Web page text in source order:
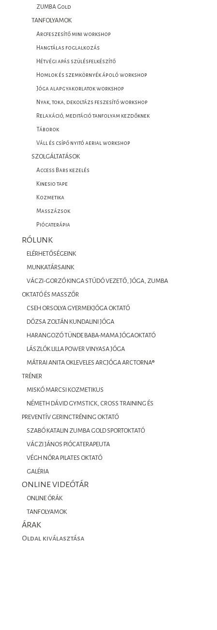
ZUMBA Gold
TANFOLYAMOK
Arcfeszesítő mini workshop
Hangtálas foglalkozás
Hétvégi apás szülésfelkészítő
Homlok és szemkörnyék ápoló workshop
Jóga alapgyakorlatok workshop
Nyak, toka, dekoltázs feszesítő workshop
Relaxáció, meditáció tanfolyam kezdőknek
Táborok
Váll és csípő nyitó aerial workshop
SZOLGÁLTATÁSOK
Access Bars kezelés
Kinesio tape
Kozmetika
Masszázsok
Piócaterápia
RÓLUNK
ELÉRHETŐSÉGEINK
MUNKATÁRSAINK
VÁCZI-GORZÓ KINGA STÚDÓ VEZETŐ, JÓGA, ZUMBA
OKTATÓ ÉS MASSZŐR
CSEH ORSOLYA GYERMEKJÓGA OKTATÓ
DÓZSA ZOLTÁN KUNDALINI JÓGA
HARANGOZÓ TÜNDE BABA-MAMA JÓGAOKTATÓ
LÁSZLÓK LILLA POWER VINYASA JÓGA
MÁTRAI ANITA OKLEVELES ARCJÓGA ARCTORNA®
TRÉNER
MISKÓ MARCSI KOZMETIKUS
NÉMETH DÁVID GYMSTICK, CROSS TRAINING ÉS
PREVENTÍV GERINCTRÉNING OKTATÓ
SZABÓ KATALIN ZUMBA GOLD SPORTOKTATÓ
VÁCZI JÁNOS PIÓCATERAPEUTA
VÉGH NÓRA PILATES OKTATÓ
GALÉRIA
ONLINE VIDEÓTÁR
ONLINE ÓRÁK
TANFOLYAMOK
ÁRAK
Oldal kiválasztása